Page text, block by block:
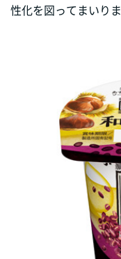
性化を図ってまいりま